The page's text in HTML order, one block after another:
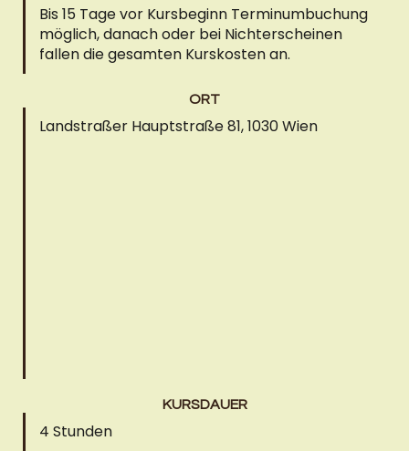
Bis 15 Tage vor Kursbeginn Terminumbuchung
möglich, danach oder bei Nichterscheinen
fallen die gesamten Kurskosten an.
ORT
Landstraßer Hauptstraße 81, 1030 Wien
KURSDAUER
4 Stunden